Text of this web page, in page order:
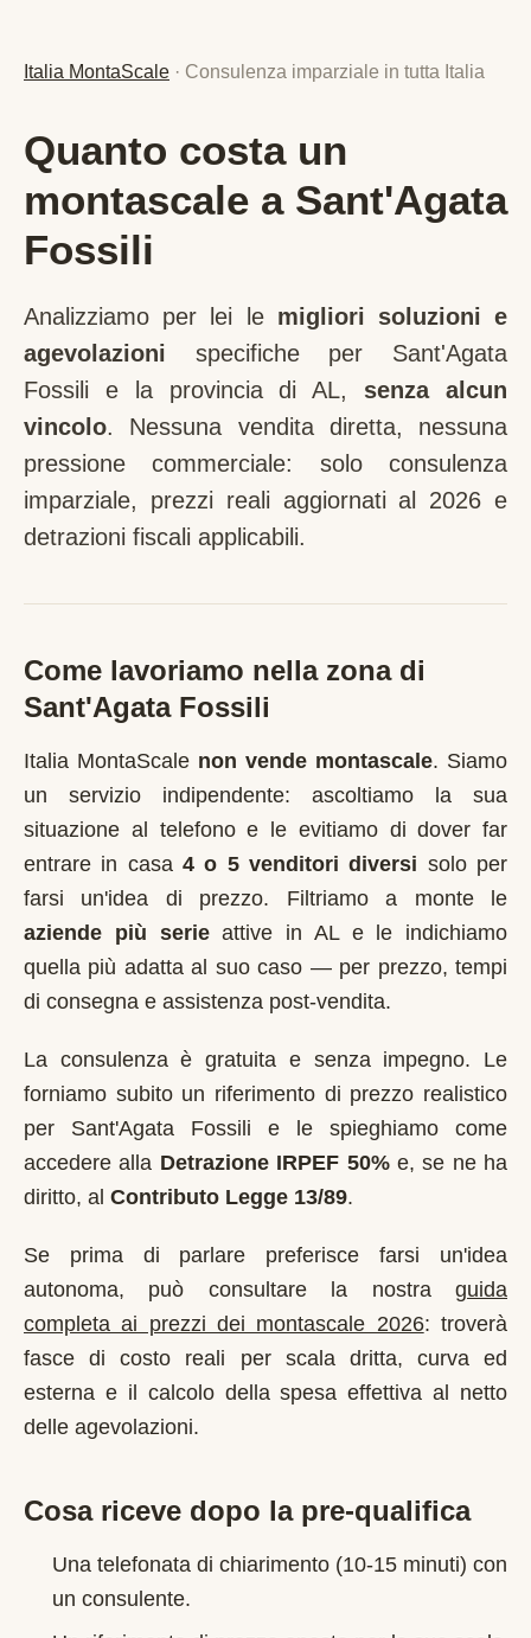
Italia MontaScale · Consulenza imparziale in tutta Italia
Quanto costa un
montascale a Sant'Agata
Fossili
Analizziamo per lei le migliori soluzioni e
agevolazioni specifiche per Sant'Agata
Fossili e la provincia diAL, senza alcun
vincolo. Nessuna vendita diretta, nessuna
pressione commerciale: solo consulenza
imparziale, prezzi reali aggiornati al 2026 e
detrazioni fiscali applicabili.
Come lavoriamo nella zona di
Sant'Agata Fossili
Italia MontaScale non vende montascale. Siamo
un servizio indipendente: ascoltiamo la sua
situazione al telefono e le evitiamo di dover far
entrare in casa 4 o 5 venditori diversi solo per
farsi un'idea di prezzo. Filtriamo a monte le
aziende più serieattive in ALe le indichiamo
quella più adatta al suo caso — per prezzo, tempi
di consegna e assistenza post-vendita.
La consulenza è gratuita e senza impegno. Le
forniamo subito un riferimento di prezzo realistico
per Sant'Agata Fossili e le spieghiamo come
accedere alla Detrazione IRPEF 50%e, se ne ha
diritto, al Contributo Legge 13/89.
Se prima di parlare preferisce farsi un'idea
autonoma, può consultare la nostra
guida
completa ai prezzi dei montascale 2026: troverà
fasce di costo reali per scala dritta, curva ed
esterna e il calcolo della spesa effettiva al netto
delle agevolazioni.
Cosa riceve dopo la pre-qualifica
Una telefonata di chiarimento (10-15 minuti) con
un consulente.